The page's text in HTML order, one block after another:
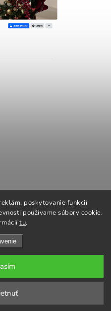
poskytovanie funkcií
používame súbory cookie.
tu.
cookies
Milan Markovič